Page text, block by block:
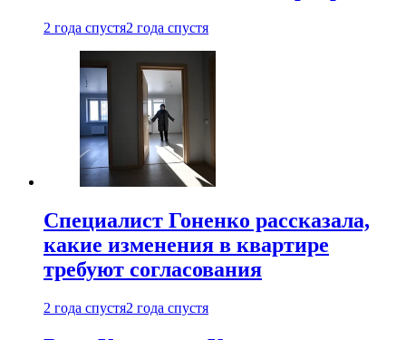
2 года спустя2 года спустя
Специалист Гоненко рассказала,
какие изменения в квартире
требуют согласования
2 года спустя2 года спустя